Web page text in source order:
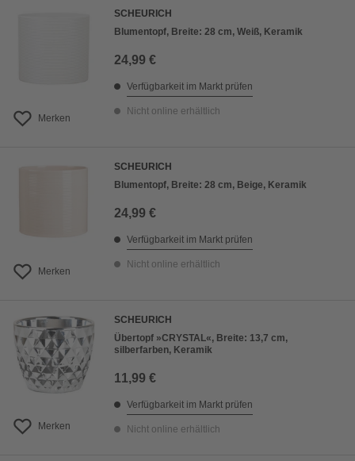
Merken
SCHEURICH
Blumentopf, Breite: 28 cm, Weiß, Keramik
24,99 €
Verfügbarkeit im Markt prüfen
Nicht online erhältlich
Merken
SCHEURICH
Blumentopf, Breite: 28 cm, Beige, Keramik
24,99 €
Verfügbarkeit im Markt prüfen
Nicht online erhältlich
Merken
SCHEURICH
Übertopf »CRYSTAL«, Breite: 13,7 cm,
silberfarben, Keramik
11,99 €
Verfügbarkeit im Markt prüfen
Nicht online erhältlich